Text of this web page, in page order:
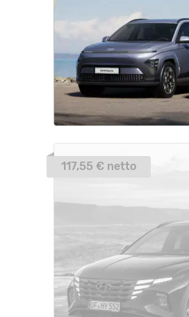
117,55 € netto